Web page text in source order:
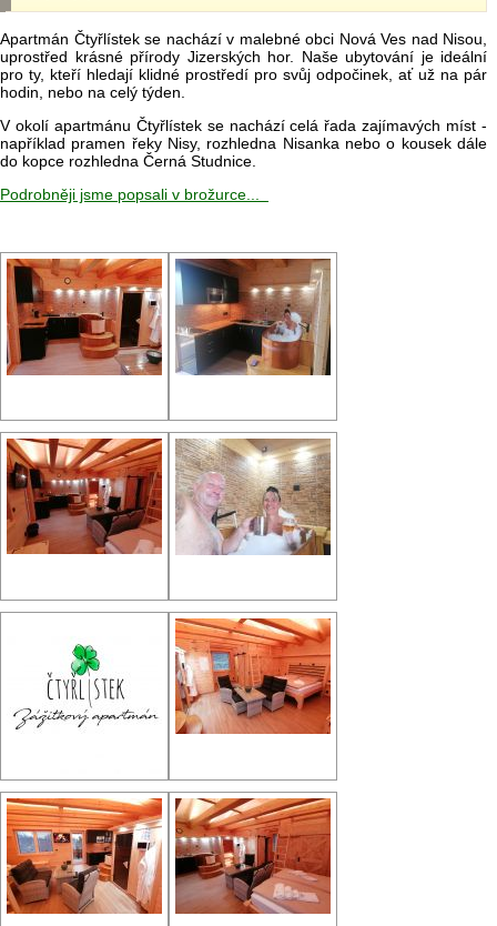
Apartmán Čtyřlístek se nachází v malebné obci Nová Ves nad Nisou,
uprostřed krásné přírody Jizerských hor. Naše ubytování je ideální
pro ty, kteří hledají klidné prostředí pro svůj odpočinek, ať už na pár
hodin, nebo na celý týden.
V okolí apartmánu Čtyřlístek se nachází celá řada zajímavých míst -
například pramen řeky Nisy, rozhledna Nisanka nebo o kousek dále
do kopce rozhledna Černá Studnice.
Podrobněji jsme popsali v brožurce...